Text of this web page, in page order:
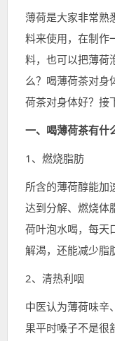
薄荷是大家非常熟
料来使用，在制作
料，也可以把薄荷
么？喝薄荷茶对身
荷茶对身体好？接
一、喝薄荷茶有什
1、燃烧脂肪
所含的薄荷醇能加
达到分解、燃烧体
荷叶泡水喝，每天
解渴，还能减少脂
2、清热利咽
中医认为薄荷味辛
果平时嗓子不是很